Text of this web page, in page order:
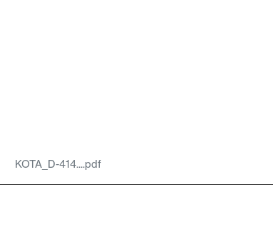
KOTA_D-414....pdf